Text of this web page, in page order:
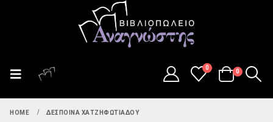
0
0
HOME ΔΈΣΠΟΙΝΑ ΧΑΤΖΗΦΩΤΙΆΔΟΥ